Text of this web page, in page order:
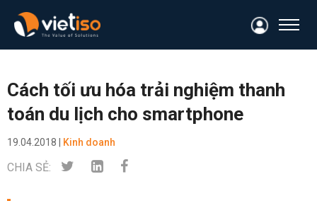
Cách tối ưu hóa trải nghiệm thanh
toán du lịch cho smartphone
19.04.2018 | Kinh doanh
CHIA SẺ: